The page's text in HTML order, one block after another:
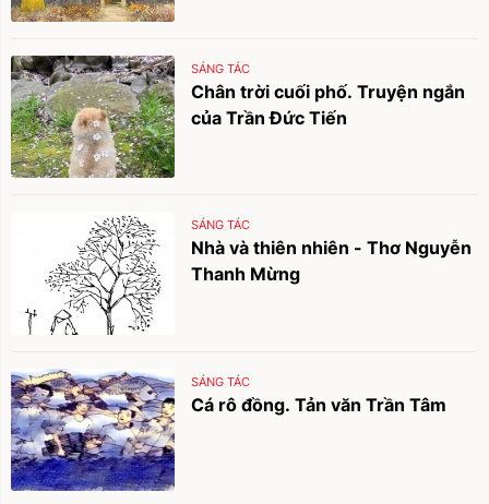
SÁNG TÁC
Chân trời cuối phố. Truyện ngắn
của Trần Đức Tiến
SÁNG TÁC
Nhà và thiên nhiên - Thơ Nguyễn
Thanh Mừng
SÁNG TÁC
Cá rô đồng. Tản văn Trần Tâm